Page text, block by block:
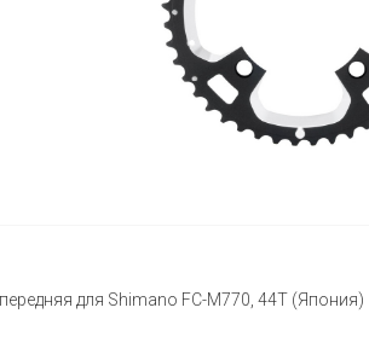
для Shimano FC-M770, 44T (Япония)